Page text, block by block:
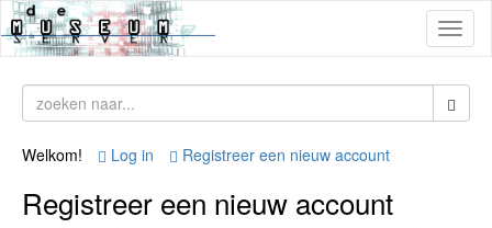
Welkom! Log in Registreer een nieuw account
Registreer een nieuw account